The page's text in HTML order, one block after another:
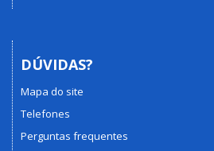
DÚVIDAS?
Mapa do site
Telefones
Perguntas frequentes